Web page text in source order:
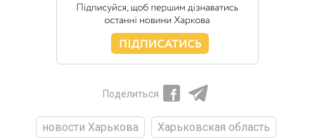
Поделиться
новости Харькова
Харьковская область